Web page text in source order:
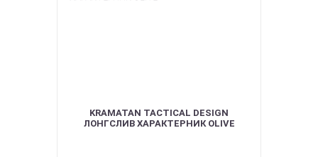
KRAMATAN TACTICAL DESIGN
ЛОНГСЛИВ ХАРАКТЕРНИК OLIVE